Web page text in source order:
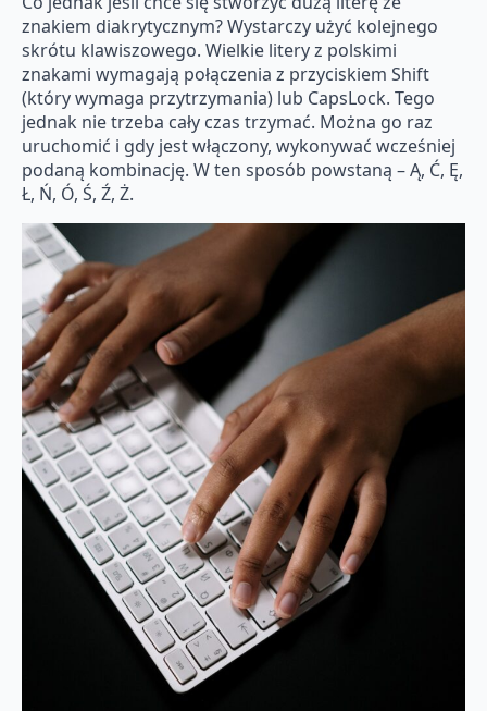
znakiem diakrytycznym? Wystarczy użyć kolejnego
skrótu klawiszowego. Wielkie litery z polskimi
znakami wymagają połączenia z przyciskiem Shift
(który wymaga przytrzymania) lub CapsLock. Tego
jednak nie trzeba cały czas trzymać. Można go raz
uruchomić i gdy jest włączony, wykonywać wcześniej
podaną kombinację. W ten sposób powstaną – Ą, Ć, Ę,
Ł, Ń, Ó, Ś, Ź, Ż.